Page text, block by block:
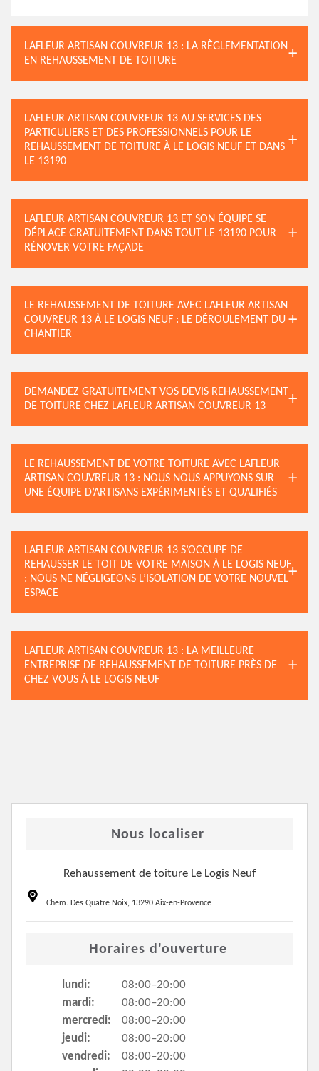
LAFLEUR ARTISAN COUVREUR 13 : LA RÈGLEMENTATION
EN REHAUSSEMENT DE TOITURE
LAFLEUR ARTISAN COUVREUR 13 AU SERVICES DES
PARTICULIERS ET DES PROFESSIONNELS POUR LE
REHAUSSEMENT DE TOITURE À LE LOGIS NEUF ET DANS
LE 13190
LAFLEUR ARTISAN COUVREUR 13 ET SON ÉQUIPE SE
DÉPLACE GRATUITEMENT DANS TOUT LE 13190 POUR
RÉNOVER VOTRE FAÇADE
LE REHAUSSEMENT DE TOITURE AVEC LAFLEUR ARTISAN
COUVREUR 13 À LE LOGIS NEUF : LE DÉROULEMENT DU
CHANTIER
DEMANDEZ GRATUITEMENT VOS DEVIS REHAUSSEMENT
DE TOITURE CHEZ LAFLEUR ARTISAN COUVREUR 13
LE REHAUSSEMENT DE VOTRE TOITURE AVEC LAFLEUR
ARTISAN COUVREUR 13 : NOUS NOUS APPUYONS SUR
UNE ÉQUIPE D’ARTISANS EXPÉRIMENTÉS ET QUALIFIÉS
LAFLEUR ARTISAN COUVREUR 13 S’OCCUPE DE
REHAUSSER LE TOIT DE VOTRE MAISON À LE LOGIS NEUF
: NOUS NE NÉGLIGEONS L’ISOLATION DE VOTRE NOUVEL
ESPACE
LAFLEUR ARTISAN COUVREUR 13 : LA MEILLEURE
ENTREPRISE DE REHAUSSEMENT DE TOITURE PRÈS DE
CHEZ VOUS À LE LOGIS NEUF
Nous localiser
Rehaussement de toiture Le Logis Neuf
Chem. Des Quatre Noix, 13290 Aix-en-Provence
Horaires d'ouverture
lundi:
08:00–20:00
mardi:
08:00–20:00
mercredi:
08:00–20:00
jeudi:
08:00–20:00
vendredi:
08:00–20:00